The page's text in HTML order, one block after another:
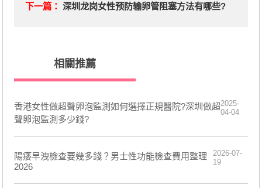
下一篇： 深圳龙岗女性预防输卵管阻塞方法有哪些?
相關推薦
香港女性做超聲卵泡監測如何選擇正規醫院?深圳做超
聲卵泡監測多少錢?
2025-
04-04
陽痿早洩檢查要幾多錢？男士性功能檢查費用整理
2026
2026-07-
19